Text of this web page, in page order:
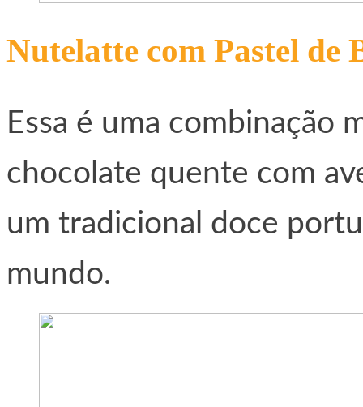
Nutelatte com Pastel de
Essa é uma combinação
chocolate quente com
um tradicional doce
mundo.